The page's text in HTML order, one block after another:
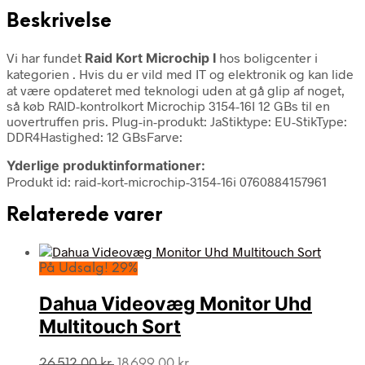
Beskrivelse
Vi har fundet Raid Kort Microchip I hos boligcenter i
kategorien . Hvis du er vild med IT og elektronik og kan lide
at være opdateret med teknologi uden at gå glip af noget,
så køb RAID-kontrolkort Microchip 3154-16I 12 GBs til en
uovertruffen pris. Plug-in-produkt: JaStiktype: EU-StikType:
DDR4Hastighed: 12 GBsFarve:
Yderlige produktinformationer:
Produkt id: raid-kort-microchip-3154-16i 0760884157961
Relaterede varer
På Udsalg! 29%
Dahua Videovæg Monitor Uhd
Multitouch Sort
Den